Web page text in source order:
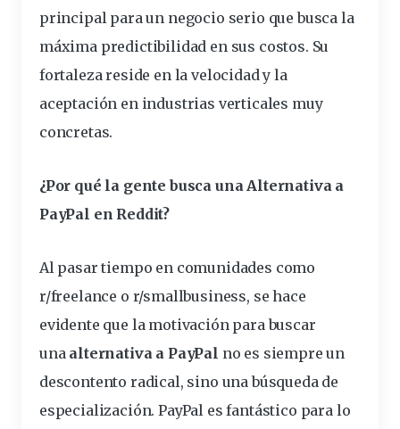
principal para un negocio serio que busca la
máxima predictibilidad en sus costos. Su
fortaleza reside en la velocidad y la
aceptación en industrias verticales muy
concretas.
¿Por qué la gente busca una Alternativa a
PayPal en Reddit?
Al pasar tiempo en comunidades como
r/freelance o r/smallbusiness, se hace
evidente que la motivación para buscar
una alternativa a PayPal no es siempre un
descontento radical, sino una búsqueda de
especialización. PayPal es fantástico para lo